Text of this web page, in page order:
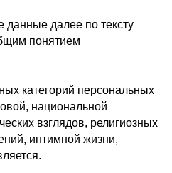
далее по тексту
понятием
категорий персональных
национальной
взглядов, религиозных
интимной жизни,